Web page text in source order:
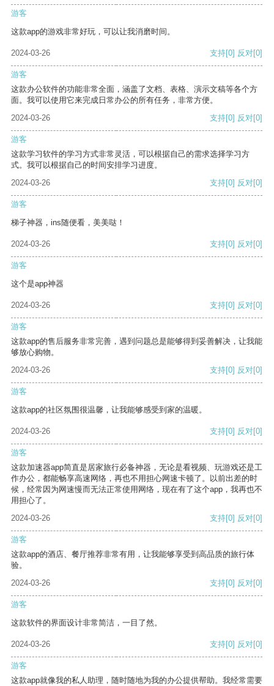
游客
这款app的游戏非常好玩，可以让我消磨时间。
2024-03-26 支持[0] 反对[0]
游客
这款办公软件的功能非常全面，涵盖了文档、表格、演示文稿等各个方
面。我可以使用它来完成日常办公的所有任务，非常方便。
2024-03-26
支持[0] 反对[0]
游客
这款学习软件的学习方式非常灵活，可以根据自己的需求选择学习方
式。我可以根据自己的时间安排学习进度。
2024-03-26
支持[0] 反对[0]
游客
梯子神器，ins随便看，美美哒！
2024-03-26 支持[0] 反对[0]
游客
这个是app神器
2024-03-26 支持[0] 反对[0]
游客
这款app的售后服务非常完善，遇到问题总是能够得到妥善解决，让我能
够放心购物。
2024-03-26
支持[0] 反对[0]
游客
这款app的社区氛围很温馨，让我能够感受到家的温暖。
2024-03-26 支持[0] 反对[0]
游客
这款加速器app简直是居家旅行必备神器，无论是看视频、玩游戏还是工
作办公，都能畅享高速网络，再也不用担心网速卡顿了。以前出差的时
候，经常因为网速慢而无法正常使用网络，现在有了这个app，我再也不
用担心了。
2024-03-26
支持[0] 反对[0]
游客
这款app的酒店、餐厅推荐非常有用，让我能够享受到高品质的旅行体
验。
2024-03-26
支持[0] 反对[0]
游客
这款软件的界面设计非常简洁，一目了然。
2024-03-26 支持[0] 反对[0]
游客
这款app就像我的私人助理，随时随地为我的办公提供帮助。我经常需要